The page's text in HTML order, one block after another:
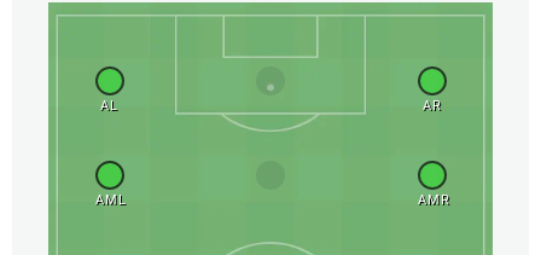
AL AR
AML AMR